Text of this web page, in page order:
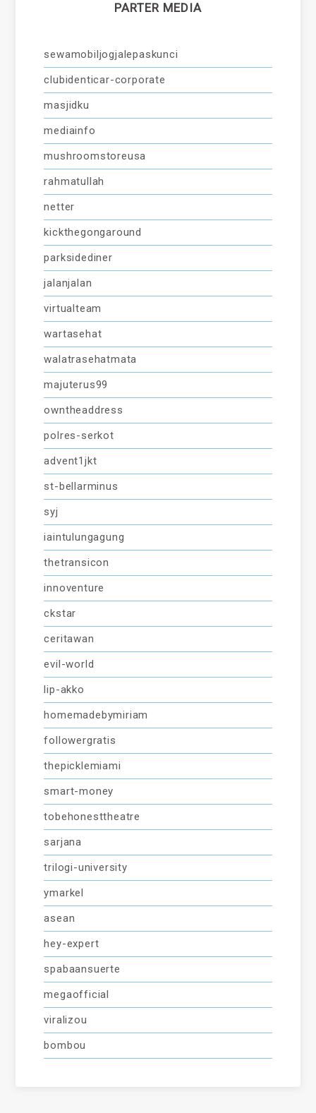
PARTER MEDIA
sewamobiljogjalepaskunci
clubidenticar-corporate
masjidku
mediainfo
mushroomstoreusa
rahmatullah
netter
kickthegongaround
parksidediner
jalanjalan
virtualteam
wartasehat
walatrasehatmata
majuterus99
owntheaddress
polres-serkot
advent1jkt
st-bellarminus
syj
iaintulungagung
thetransicon
innoventure
ckstar
ceritawan
evil-world
lip-akko
homemadebymiriam
followergratis
thepicklemiami
smart-money
tobehonesttheatre
sarjana
trilogi-university
ymarkel
asean
hey-expert
spabaansuerte
megaofficial
viralizou
bombou